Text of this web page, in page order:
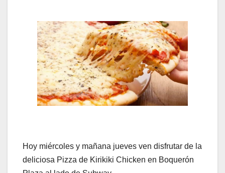
Hoy miércoles y mañana jueves ven disfrutar de la
deliciosa Pizza de Kirikiki Chicken en Boquerón